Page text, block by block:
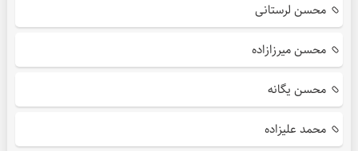
محسن لرستانی
محسن میرزازاده
محسن یگانه
محمد علیزاده